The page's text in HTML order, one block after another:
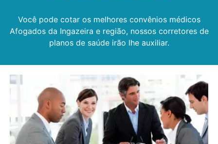
Você pode cotar os melhores convênios médicos
Afogados da Ingazeira e região, nossos corretores de
planos de saúde irão lhe auxiliar.